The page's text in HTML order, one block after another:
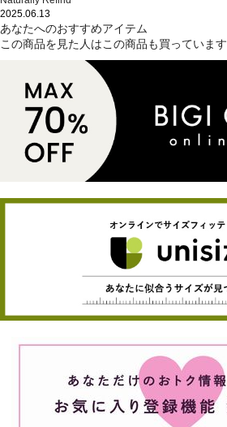
2025.06.13
あなたへのおすすめアイテム
この商品を見た人はこの商品も買っています